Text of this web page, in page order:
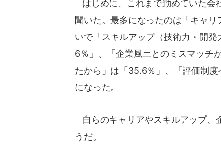
はじめに、これまで勤めていた会
聞いた。最多になったのは「キャ
いで「スキルアップ（技術力・開
6％」、「企業風土とのミスマッチ
たから」は「35.6％」、「評価制
になった。
自らのキャリアやスキルアップ、
うだ。